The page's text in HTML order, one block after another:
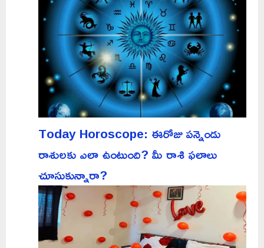
Today Horoscope: ఈరోజు పన్నెండు
రాశులకు ఎలా ఉంటుంది? మీ రాశి ఫలాలు
చూసుకున్నారా?